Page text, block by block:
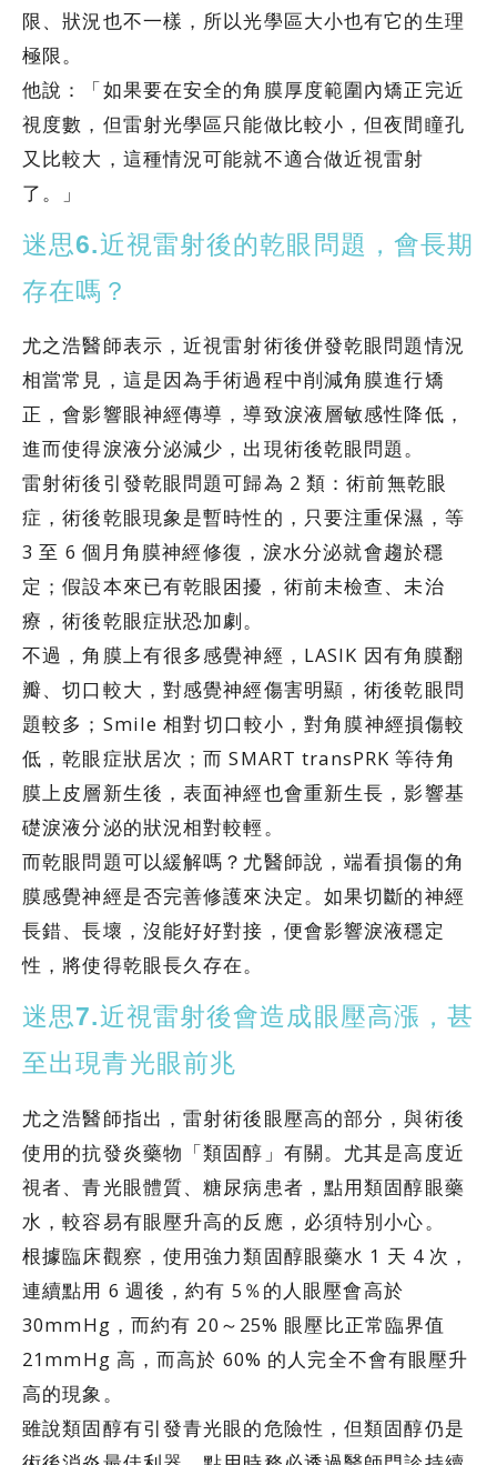
限、狀況也不一樣，所以光學區大小也有它的生理
極限。
他說：「如果要在安全的角膜厚度範圍內矯正完近
視度數，但雷射光學區只能做比較小，但夜間瞳孔
又比較大，這種情況可能就不適合做近視雷射
了。」
迷思6.近視雷射後的乾眼問題，會長期
存在嗎？
尤之浩醫師表示，近視雷射術後併發乾眼問題情況
相當常見，這是因為手術過程中削減角膜進行矯
正，會影響眼神經傳導，導致淚液層敏感性降低，
進而使得淚液分泌減少，出現術後乾眼問題。
雷射術後引發乾眼問題可歸為 2 類：術前無乾眼
症，術後乾眼現象是暫時性的，只要注重保濕，等
3 至 6 個月角膜神經修復，淚水分泌就會趨於穩
定；假設本來已有乾眼困擾，術前未檢查、未治
療，術後乾眼症狀恐加劇。
不過，角膜上有很多感覺神經，LASIK 因有角膜翻
瓣、切口較大，對感覺神經傷害明顯，術後乾眼問
題較多；Smile 相對切口較小，對角膜神經損傷較
低，乾眼症狀居次；而 SMART transPRK 等待角
膜上皮層新生後，表面神經也會重新生長，影響基
礎淚液分泌的狀況相對較輕。
而乾眼問題可以緩解嗎？尤醫師說，端看損傷的角
膜感覺神經是否完善修護來決定。如果切斷的神經
長錯、長壞，沒能好好對接，便會影響淚液穩定
性，將使得乾眼長久存在。
迷思7.近視雷射後會造成眼壓高漲，甚
至出現青光眼前兆
尤之浩醫師指出，雷射術後眼壓高的部分，與術後
使用的抗發炎藥物「類固醇」有關。尤其是高度近
視者、青光眼體質、糖尿病患者，點用類固醇眼藥
水，較容易有眼壓升高的反應，必須特別小心。
根據臨床觀察，使用強力類固醇眼藥水 1 天 4 次，
連續點用 6 週後，約有 5％的人眼壓會高於
30mmHg，而約有 20～25% 眼壓比正常臨界值
21mmHg 高，而高於 60% 的人完全不會有眼壓升
高的現象。
雖說類固醇有引發青光眼的危險性，但類固醇仍是